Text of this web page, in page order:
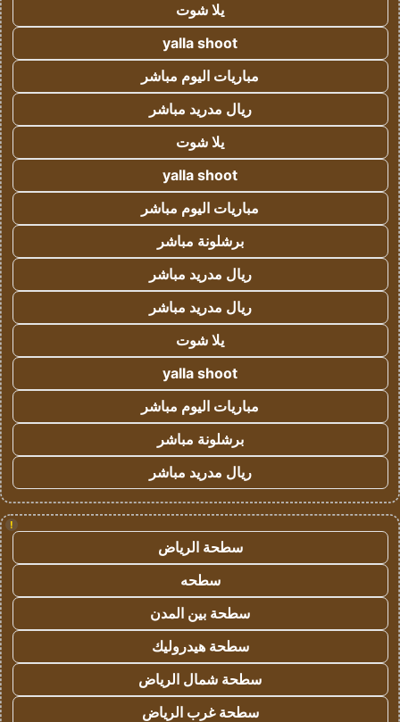
يلا شوت
yalla shoot
مباريات اليوم مباشر
ريال مدريد مباشر
يلا شوت
yalla shoot
مباريات اليوم مباشر
برشلونة مباشر
ريال مدريد مباشر
ريال مدريد مباشر
يلا شوت
yalla shoot
مباريات اليوم مباشر
برشلونة مباشر
ريال مدريد مباشر
!
سطحة الرياض
سطحه
سطحة بين المدن
سطحة هيدروليك
سطحة شمال الرياض
سطحة غرب الرياض